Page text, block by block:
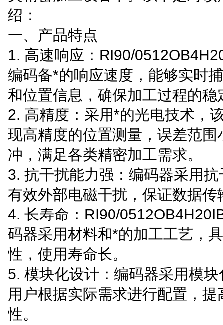
绍：
一、产品特点
1. 高速响应：RI90/
编码备*的响应速度，能够实时
和位置信息，确保加工过程的稳
2. 高精度：采用*的光电技术，
现高精度的位置测量，误差范围
冲，满足各类精密加工需求。
3. 抗干扰能力强：编码器采用
有效外部电磁干扰，保证数据传
4. 长寿命：RI90/
码器采用材料和*的加工工艺，
性，使用寿命长。
5. 模块化设计：编码器采用模
用户根据实际需求进行配置，提
性。